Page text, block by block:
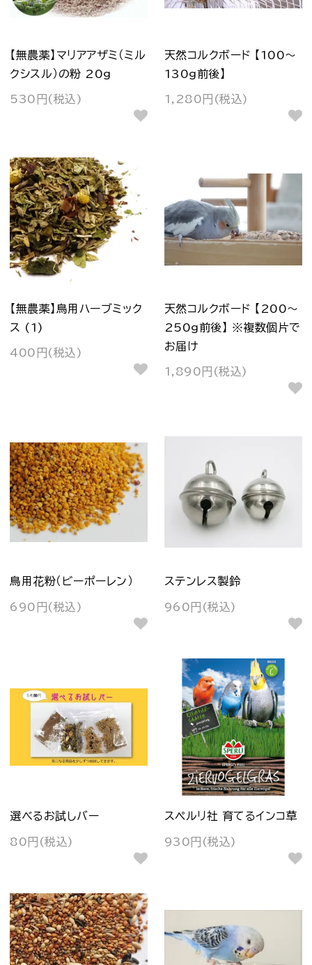
【無農薬】マリアアザミ（ミル
クシスル）の粉 20g
530円(税込)
天然コルクボード 【100～
130g前後】
1,280円(税込)
【無農薬】鳥用ハーブミック
ス (1)
400円(税込)
天然コルクボード 【200～
250g前後】 ※複数個片で
お届け
1,890円(税込)
鳥用花粉（ビーポーレン）
690円(税込)
ステンレス製鈴
960円(税込)
選べるお試しバー
80円(税込)
スペルリ社 育てるインコ草
930円(税込)